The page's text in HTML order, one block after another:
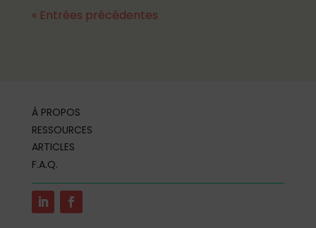
« Entrées précédentes
À PROPOS
RESSOURCES
ARTICLES
F.A.Q.